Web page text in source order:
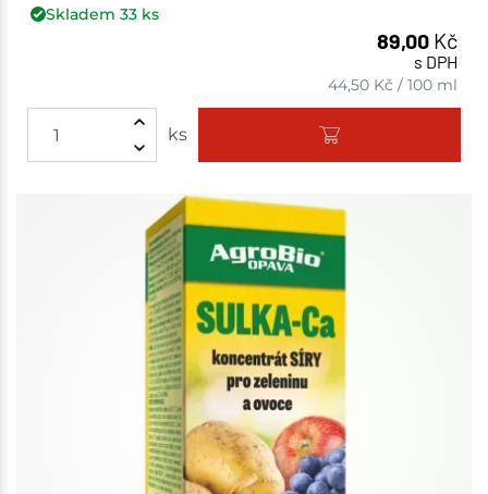
Skladem 33ks
89,00 Kč
s DPH
44,50 Kč /100 ml
ks